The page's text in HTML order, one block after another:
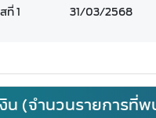
ที่ 1 31/03/2568
(จำนวนรายการที่พ